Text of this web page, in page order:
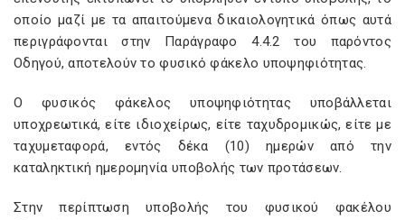
οποίο μαζί με τα απαιτούμενα δικαιολογητικά όπως αυτά
περιγράφονται στην Παράγραφο 4.4.2 του παρόντος
Οδηγού, αποτελούν το φυσικό φάκελο υποψηφιότητας.
Ο φυσικός φάκελος υποψηφιότητας υποβάλλεται
υποχρεωτικά, είτε ιδιοχείρως, είτε ταχυδρομικώς, είτε µε
ταχυμεταφορά, εντός δέκα (10) ημερών από την
καταληκτική ημερομηνία υποβολής των προτάσεων.
Στην περίπτωση υποβολής του φυσικού φακέλου